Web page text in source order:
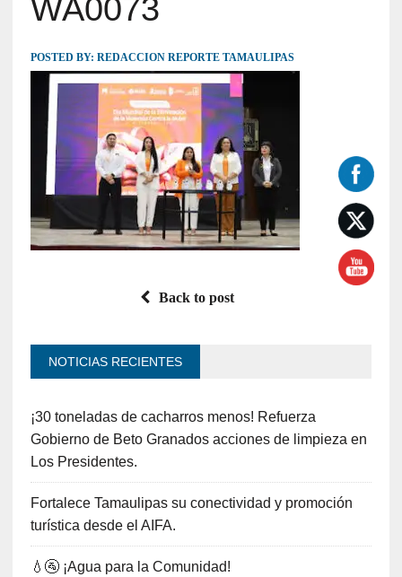
WA0073
POSTED BY: REDACCION REPORTE TAMAULIPAS
Back to post
NOTICIAS RECIENTES
¡30 toneladas de cacharros menos! Refuerza
Gobierno de Beto Granados acciones de limpieza en
Los Presidentes.
Fortalece Tamaulipas su conectividad y promoción
turística desde el AIFA.
💧🚰 ¡Agua para la Comunidad!